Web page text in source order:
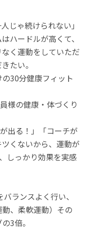
じゃ続けられない」
ハードルが高くて、
く運動をしていただ
たい。
30分健康フィット
様の健康・体づくり
出る！」「コーチが
くないから、運動が
しっかり効果を実感
ランスよく行い、
動、柔軟運動）その
3倍。